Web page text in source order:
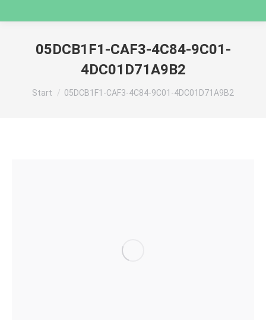
05DCB1F1-CAF3-4C84-9C01-
4DC01D71A9B2
Sie befinden sich hier:
Start 05DCB1F1-CAF3-4C84-9C01-4DC01D71A9B2